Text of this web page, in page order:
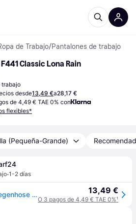
de Trabajo/Pantalones de trabajo
Classic Lona Rain
trabajo
desde13,49 €a28,17 €
de 4,49 € TAE 0% con
flexibles*
(Pequeña-Grande)
·1-2 días
Portwest klassische Regenhose IONA™ Blau XXXL 13,49 €
O 3 pagos de 4,49 € TAE 0%¹